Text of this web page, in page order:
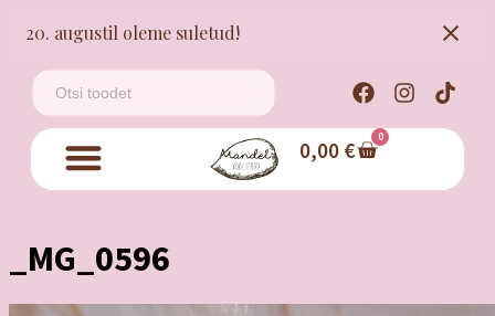
20. augustil oleme suletud!
0,00 € 0
_MG_0596